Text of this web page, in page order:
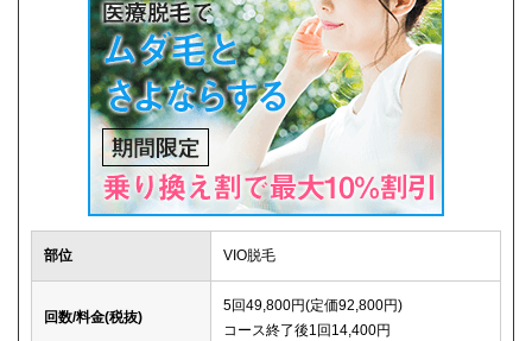
部位 VIO脱毛
回数/料金(税抜)
5回49,800円(定価92,800円)
コース終了後1回14,400円